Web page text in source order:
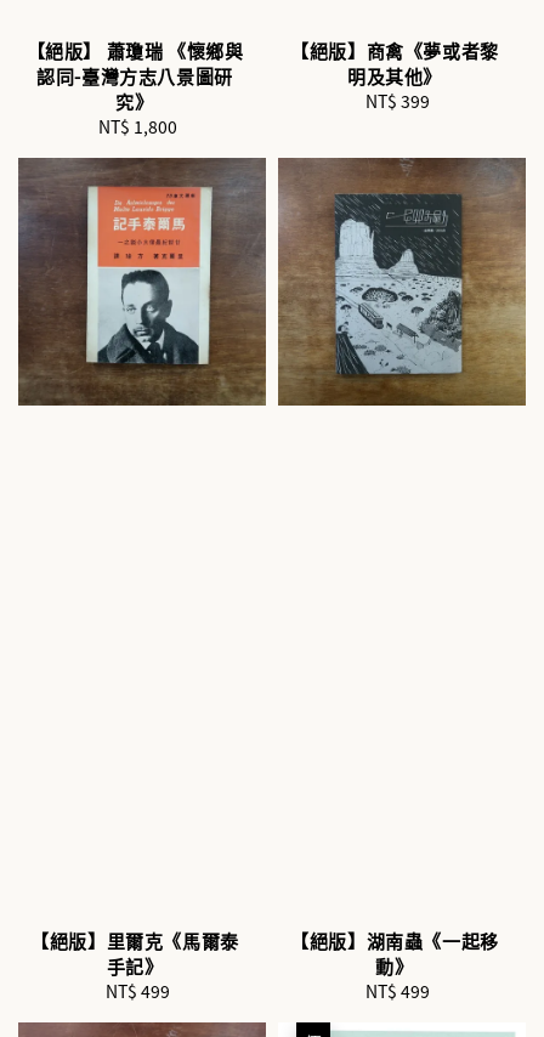
【絕版】 蕭瓊瑞 《懷鄉與
認同-臺灣方志八景圖研
究》
Regular
NT$ 1,800
【絕版】商禽《夢或者黎
明及其他》
Regular
NT$ 399
【絕版】里爾克《馬爾泰
手記》
Regular
NT$ 499
【絕版】湖南蟲《一起移
動》
Regular
NT$ 499